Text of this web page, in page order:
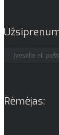
Rėmėjas: